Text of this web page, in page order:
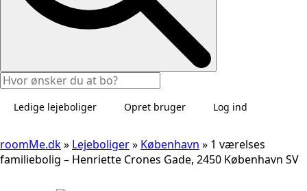
Ledige lejeboliger Opret bruger Log ind
roomMe.dk» Lejeboliger» København » 1 værelses
familiebolig – Henriette Crones Gade, 2450 København SV